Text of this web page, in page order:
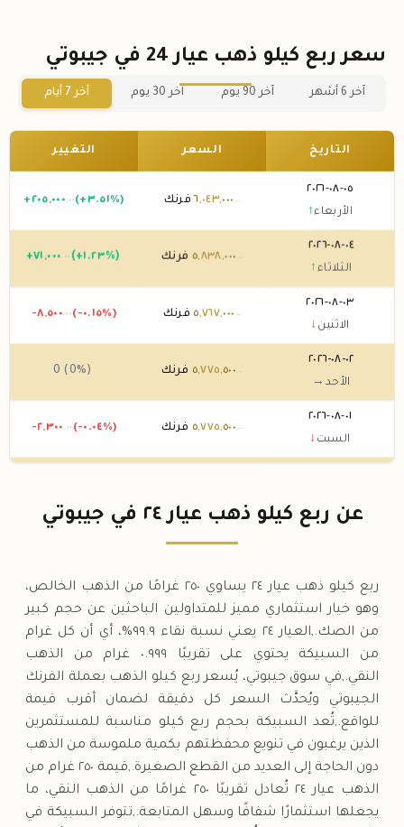
سعر ربع كيلو ذهب عيار 24 في جيبوتي
آخر 6 أشهر آخر 90 يوم آخر 30 يوم آخر 7 أيام
التاريخ السعر التغيير
٠٥-٠٨-٢٠٢٦
الأربعاء↑
٦,٠٤٣,٠٠٠ .٠٠ فرنك + ٢٠٥,٠٠٠ .٠٠ (+٣.٥١%)
٠٤-٠٨-٢٠٢٦
الثلاثاء ↑
٥,٨٣٨,٠٠٠ فرنك +٧١ ,٠٠٠ .٠٠ (+١.٢٣%)
٠٣-٠٨-٢٠٢٦
الاثنين ↓
٥,٧٦٧,٠٠٠ .٠٠ فرنك -٨,٥٠٠ .٠٠ (-٠.١٥%)
٠٢-٠٨-٢٠٢٦
الأحد →
٥,٧٧٥,٥٠٠ .٠٠ فرنك 0 (0%)
٠١-٠٨-٢٠٢٦
السبت ↓
٥,٧٧٥,٥٠٠ .٠٠ فرنك -٢,٣٠٠ .٠٠ (-٠.٠٤%)
٥,٨٧٤,٥٠٠.٠٠ فرنك
عن ربع كيلو ذهب عيار ٢٤ في جيبوتي
ربع كيلو ذهب عيار ٢٤ يساوي ٢٥٠ غرامًا من الذهب الخالص،
وهو خيار استثماري مميز للمتداولين الباحثين عن حجم كبير
من الصك.,العيار ٢٤ يعني نسبة نقاء ٩٩.٩%، أي أن كل غرام
من السبيكة يحتوي على تقريبًا ٠.٩٩٩ غرام من الذهب
النقي.,في سوق جيبوتي، يُسعر ربع كيلو الذهب بعملة الفرنك
الجيبوتي ويُحدَّث السعر كل دقيقة لضمان أقرب قيمة
للواقع.,تُعد السبيكة بحجم ربع كيلو مناسبة للمستثمرين
الذين يرغبون في تنويع محفظتهم بكمية ملموسة من الذهب
دون الحاجة إلى العديد من القطع الصغيرة.,قيمة ٢٥٠ غرام من
الذهب عيار ٢٤ تُعادل تقريبًا ٢٥٠ غرامًا من الذهب النقي، ما
يجعلها استثمارًا شفافًا وسهل المتابعة.,تتوفر السبيكة في